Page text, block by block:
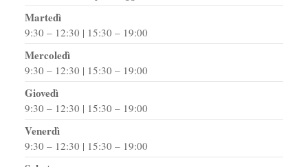
Martedì
9:30 – 12:30 | 15:30 – 19:00
Mercoledì
9:30 – 12:30 | 15:30 – 19:00
Giovedì
9:30 – 12:30 | 15:30 – 19:00
Venerdì
9:30 – 12:30 | 15:30 – 19:00